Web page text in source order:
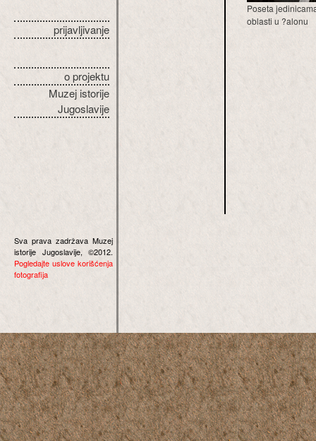
prijavljivanje
o projektu
Muzej istorije
Jugoslavije
Sva prava zadržava Muzej
istorije Jugoslavije, ©2012.
Pogledajte uslove korišćenja
fotografija
Poseta
oblasti u ?alonu